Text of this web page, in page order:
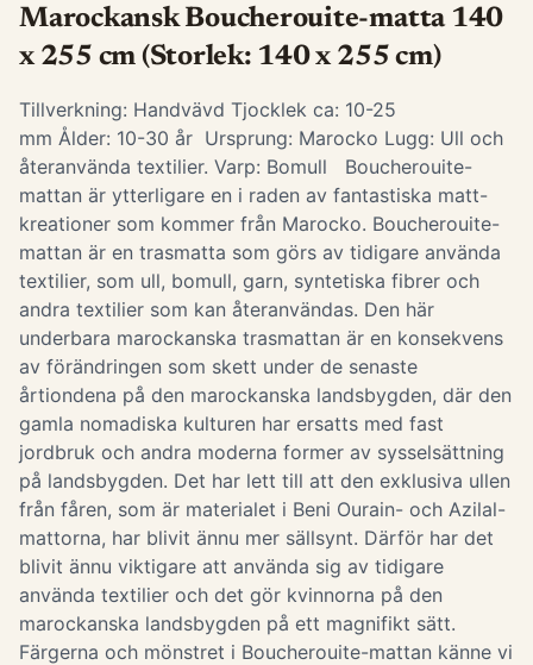
Marockansk Boucherouite-matta 140
x 255 cm (Storlek: 140 x 255 cm)
Tillverkning: Handvävd Tjocklek ca: 10-25
mm Ålder: 10-30 år Ursprung: Marocko Lugg: Ull och
återanvända textilier. Varp: Bomull Boucherouite-
mattan är ytterligare en i raden av fantastiska matt-
kreationer som kommer från Marocko. Boucherouite-
mattan är en trasmatta som görs av tidigare använda
textilier, som ull, bomull, garn, syntetiska fibrer och
andra textilier som kan återanvändas. Den här
underbara marockanska trasmattan är en konsekvens
av förändringen som skett under de senaste
årtiondena på den marockanska landsbygden, där den
gamla nomadiska kulturen har ersatts med fast
jordbruk och andra moderna former av sysselsättning
på landsbygden. Det har lett till att den exklusiva ullen
från fåren, som är materialet i Beni Ourain- och Azilal-
mattorna, har blivit ännu mer sällsynt. Därför har det
blivit ännu viktigare att använda sig av tidigare
använda textilier och det gör kvinnorna på den
marockanska landsbygden på ett magnifikt sätt.
Färgerna och mönstret i Boucherouite-mattan känne vi